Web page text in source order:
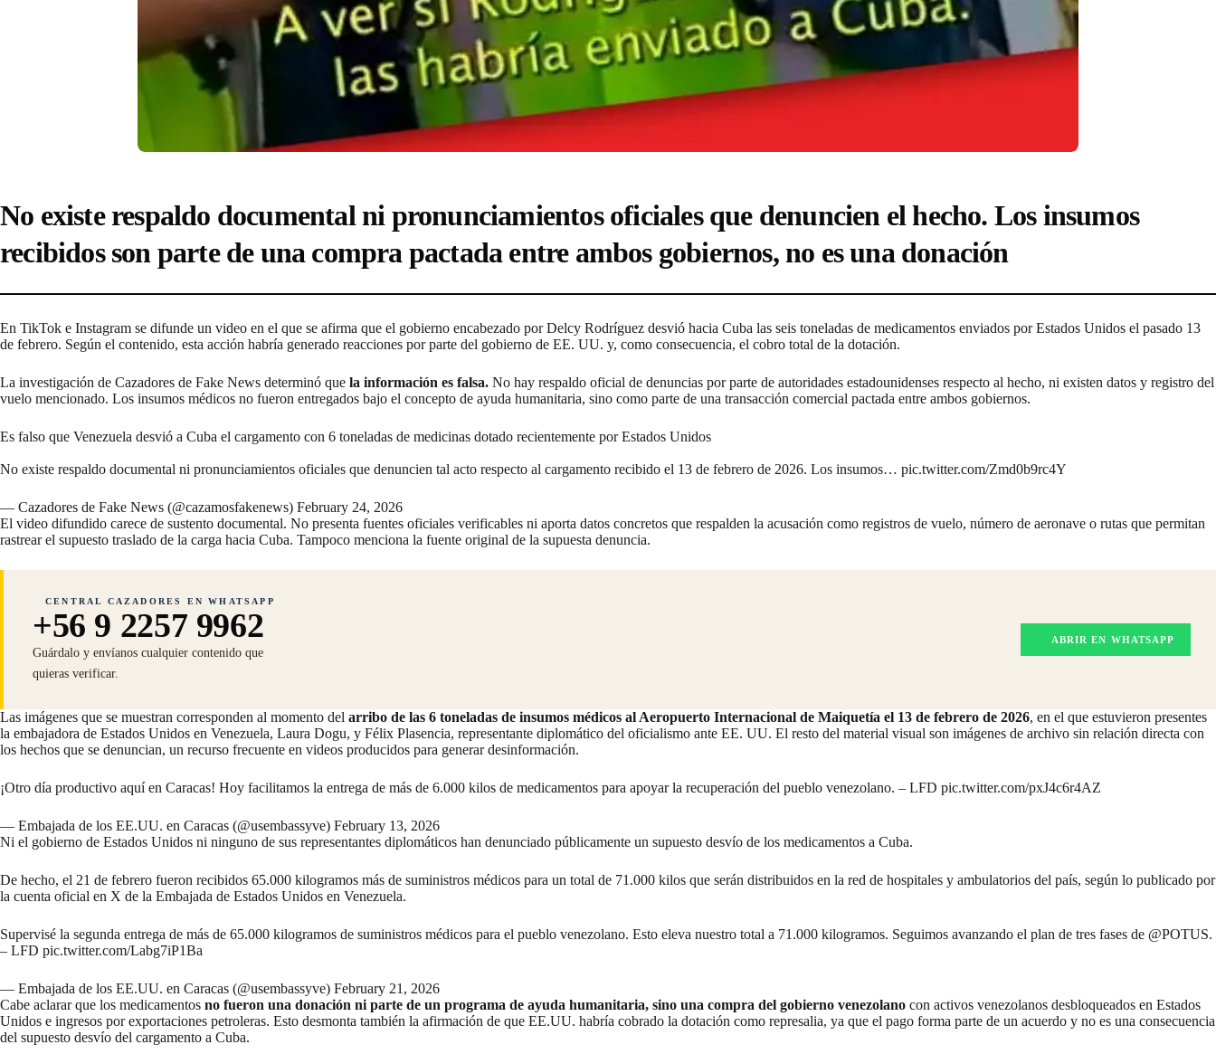
No existe respaldo documental ni pronunciamientos oficiales que denuncien el hecho. Los insumos
recibidos son parte de una compra pactada entre ambos gobiernos, no es una donación
En TikTok e Instagram se difunde un video en el que se afirma que el gobierno encabezado por Delcy Rodríguez desvió hacia Cuba las seis toneladas de medicamentos enviados por Estados Unidos el pasado 13
de febrero. Según el contenido, esta acción habría generado reacciones por parte del gobierno de EE. UU. y, como consecuencia, el cobro total de la dotación.
La investigación de Cazadores de Fake News determinó que la información es falsa. No hay respaldo oficial de denuncias por parte de autoridades estadounidenses respecto al hecho, ni existen datos y registro del
vuelo mencionado. Los insumos médicos no fueron entregados bajo el concepto de ayuda humanitaria, sino como parte de una transacción comercial pactada entre ambos gobiernos.
Es falso que Venezuela desvió a Cuba el cargamento con 6 toneladas de medicinas dotado recientemente por Estados Unidos
No existe respaldo documental ni pronunciamientos oficiales que denuncien tal acto respecto al cargamento recibido el 13 de febrero de 2026. Los insumos… pic.twitter.com/Zmd0b9rc4Y
— Cazadores de Fake News (@cazamosfakenews) February 24, 2026
El video difundido carece de sustento documental. No presenta fuentes oficiales verificables ni aporta datos concretos que respalden la acusación como registros de vuelo, número de aeronave o rutas que permitan
rastrear el supuesto traslado de la carga hacia Cuba. Tampoco menciona la fuente original de la supuesta denuncia.
CENTRAL CAZADORES EN WHATSAPP
+56 9 2257 9962
Guárdalo y envíanos cualquier contenido que
quieras verificar.
ABRIR EN WHATSAPP
Las imágenes que se muestran corresponden al momento del arribo de las 6 toneladas de insumos médicos al Aeropuerto Internacional de Maiquetía el 13 de febrero de 2026, en el que estuvieron presentes
la embajadora de Estados Unidos en Venezuela, Laura Dogu, y Félix Plasencia, representante diplomático del oficialismo ante EE. UU. El resto del material visual son imágenes de archivo sin relación directa con
los hechos que se denuncian, un recurso frecuente en videos producidos para generar desinformación.
¡Otro día productivo aquí en Caracas! Hoy facilitamos la entrega de más de 6.000 kilos de medicamentos para apoyar la recuperación del pueblo venezolano. – LFD pic.twitter.com/pxJ4c6r4AZ
— Embajada de los EE.UU. en Caracas (@usembassyve) February 13, 2026
Ni el gobierno de Estados Unidos ni ninguno de sus representantes diplomáticos han denunciado públicamente un supuesto desvío de los medicamentos a Cuba.
De hecho, el 21 de febrero fueron recibidos 65.000 kilogramos más de suministros médicos para un total de 71.000 kilos que serán distribuidos en la red de hospitales y ambulatorios del país, según lo publicado por
la cuenta oficial en X de la Embajada de Estados Unidos en Venezuela.
Supervisé la segunda entrega de más de 65.000 kilogramos de suministros médicos para el pueblo venezolano. Esto eleva nuestro total a 71.000 kilogramos. Seguimos avanzando el plan de tres fases de @POTUS.
– LFD pic.twitter.com/Labg7iP1Ba
— Embajada de los EE.UU. en Caracas (@usembassyve) February 21, 2026
Cabe aclarar que los medicamentos no fueron una donación ni parte de un programa de ayuda humanitaria, sino una compra del gobierno venezolano con activos venezolanos desbloqueados en Estados
Unidos e ingresos por exportaciones petroleras. Esto desmonta también la afirmación de que EE.UU. habría cobrado la dotación como represalia, ya que el pago forma parte de un acuerdo y no es una consecuencia
del supuesto desvío del cargamento a Cuba.